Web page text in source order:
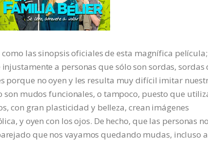
las sinopsis oficiales de esta magnífica
a personas que sólo son sordas, sordas
porque no oyen y les resulta muy difícil imitar
son mudos funcionales, o tampoco, puesto que
con gran plasticidad y belleza, crean imágenes
y oyen con los ojos. De hecho, que las personas
que nos vayamos quedando mudas, incluso